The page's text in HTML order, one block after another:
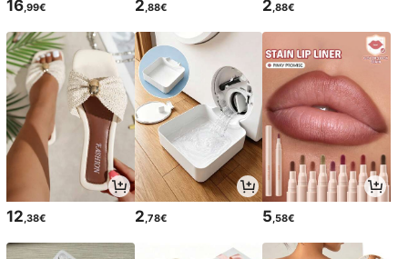
16,99€ 2,88€ 2,88€
12,38€ 2,78€ 5,58€